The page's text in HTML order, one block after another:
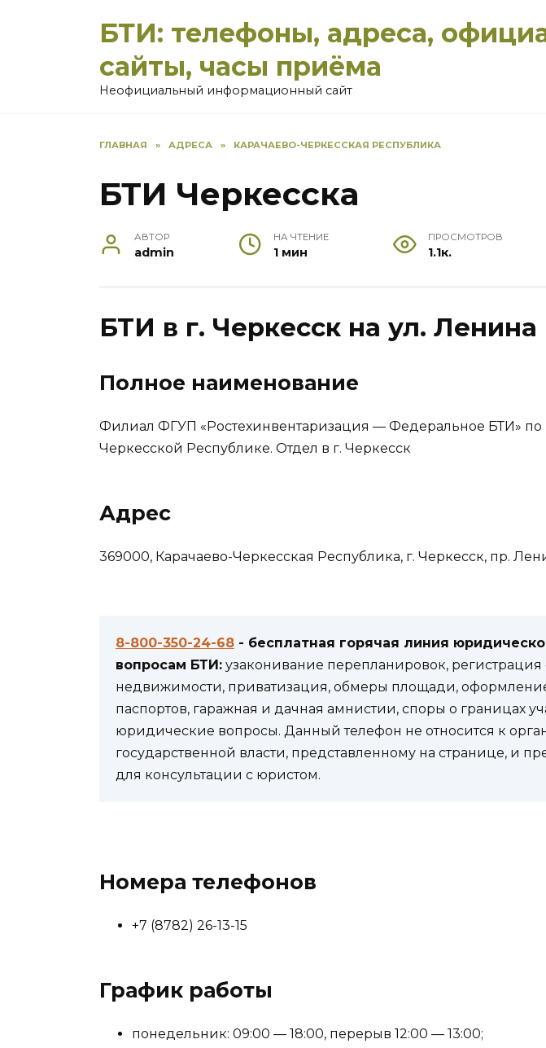
БТИ: телефоны, адреса,
сайты, часы приёма
Неофициальный информационный сайт
ГЛАВНАЯ » АДРЕСА » КАРАЧАЕВО-ЧЕРКЕССКАЯ РЕСПУБЛИКА
БТИ Черкесска
АВТОР
admin
НА ЧТЕНИЕ
1 мин
ПРОСМОТРОВ
1.1к.
БТИ в г. Черкесск на ул. Ленина
Полное наименование
Филиал ФГУП «Ростехинвентаризация — Федеральное БТИ» по
Черкесской Республике. Отдел в г. Черкесск
Адрес
369000, Карачаево-Черкесская Республика, г. Черкесск, пр.
8-800-350-24-68 - бесплатная горячая линия
вопросам БТИ: узаконивание перепланировок, регистрация
недвижимости, приватизация, обмеры площади,
паспортов, гаражная и дачная амнистии, споры о границах
юридические вопросы. Данный телефон не относится к
государственной власти, представленному на странице, и
для консультации с юристом.
Номера телефонов
+7 (8782) 26-13-15
График работы
понедельник: 09:00 — 18:00, перерыв 12:00 — 13:00;